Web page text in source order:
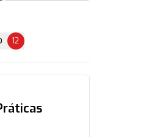
12